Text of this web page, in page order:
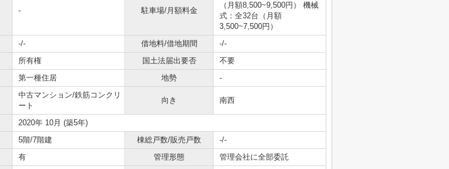
- 駐車場/月額料金
（月額8,500~9,500円） 機械
式：全32台（月額
3,500~7,500円）
-/- 借地料/借地期間
-/-
所有権 国土法届出要否
不要
第一種住居 地勢 -
中古マンション/鉄筋コンクリ
ート
向き 南西
2020年 10月 (築5年)
5階/7階建 棟総戸数/販売戸数
-/-
有 管理形態
管理会社に全部委託